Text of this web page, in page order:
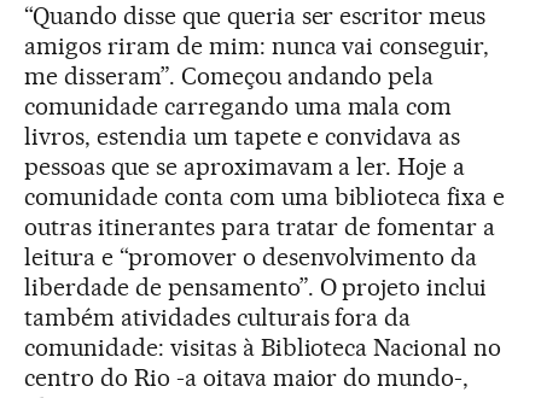
“Quando disse que queria ser escritor meus
amigos riram de mim: nunca vai conseguir,
me disseram”. Começou andando pela
comunidade carregando uma mala com
livros, estendia um tapete e convidava as
pessoas que se aproximavam a ler. Hoje a
comunidade conta com uma biblioteca fixa e
outras itinerantes para tratar de fomentar a
leitura e “promover o desenvolvimento da
liberdade de pensamento”. O projeto inclui
também atividades culturais fora da
comunidade: visitas à Biblioteca Nacional no
centro do Rio -a oitava maior do mundo-,